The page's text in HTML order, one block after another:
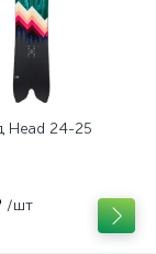
Head 24-25
/шт